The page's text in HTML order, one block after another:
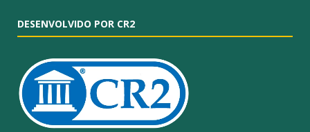
DESENVOLVIDO POR CR2